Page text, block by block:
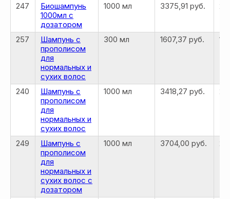
247
Биошампунь
1000мл с
дозатором
1000 мл 3375,91 руб.
257
Шампунь с
прополисом
для
нормальных и
сухих волос
300 мл 1607,37 руб.
240
Шампунь с
прополисом
для
нормальных и
сухих волос
1000 мл 3418,27 руб.
249
Шампунь с
прополисом
для
нормальных и
сухих волос с
дозатором
1000 мл 3704,00 руб.